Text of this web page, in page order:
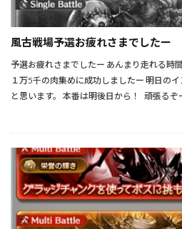
風古戦場予選お疲れさまでしたー
予選お疲れさまでしたー あんまり走れる時
１万5千の肉集めに成功しましたー 明日の
と思います。 本番は明後日から！ 頑張るぞ